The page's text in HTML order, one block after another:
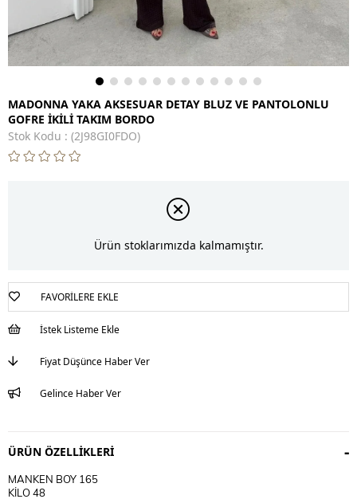
MADONNA YAKA AKSESUAR DETAY BLUZ VE PANTOLONLU
GOFRE İKİLİ TAKIM BORDO
Stok Kodu
(2J98GI0FDO)
Ürün stoklarımızda kalmamıştır.
FAVORILERE EKLE
İstek Listeme Ekle
Fiyat Düşünce Haber Ver
Gelince Haber Ver
ÜRÜN ÖZELLIKLERI
MANKEN BOY 165
KİLO 48